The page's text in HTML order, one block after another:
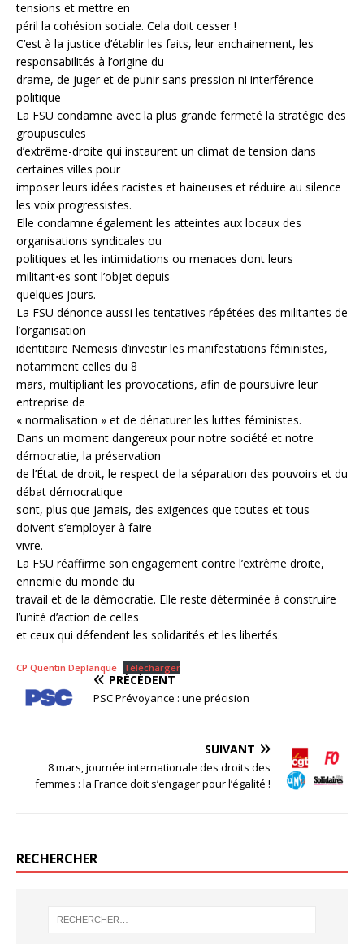
tensions et mettre en
péril la cohésion sociale. Cela doit cesser !
C’est à la justice d’établir les faits, leur enchainement, les
responsabilités à l’origine du
drame, de juger et de punir sans pression ni interférence
politique
La FSU condamne avec la plus grande fermeté la stratégie des
groupuscules
d’extrême-droite qui instaurent un climat de tension dans
certaines villes pour
imposer leurs idées racistes et haineuses et réduire au silence
les voix progressistes.
Elle condamne également les atteintes aux locaux des
organisations syndicales ou
politiques et les intimidations ou menaces dont leurs
militant⋅es sont l’objet depuis
quelques jours.
La FSU dénonce aussi les tentatives répétées des militantes de
l’organisation
identitaire Nemesis d’investir les manifestations féministes,
notamment celles du 8
mars, multipliant les provocations, afin de poursuivre leur
entreprise de
« normalisation » et de dénaturer les luttes féministes.
Dans un moment dangereux pour notre société et notre
démocratie, la préservation
de l’État de droit, le respect de la séparation des pouvoirs et du
débat démocratique
sont, plus que jamais, des exigences que toutes et tous
doivent s’employer à faire
vivre.
La FSU réaffirme son engagement contre l’extrême droite,
ennemie du monde du
travail et de la démocratie. Elle reste déterminée à construire
l’unité d’action de celles
et ceux qui défendent les solidarités et les libertés.
CP Quentin Deplanque Télécharger
PRÉCÉDENT
PSC Prévoyance : une précision
SUIVANT
8 mars, journée internationale des droits des
femmes : la France doit s’engager pour l’égalité !
RECHERCHER